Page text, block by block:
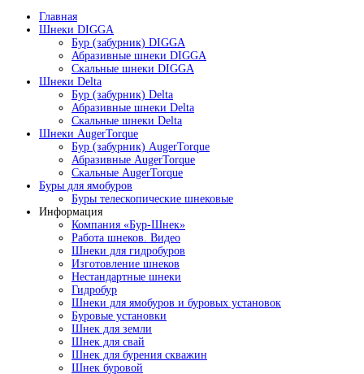
Главная
Шнеки DIGGA
Бур (забурник) DIGGA
Абразивные шнеки DIGGA
Скальные шнеки DIGGA
Шнеки Delta
Бур (забурник) Delta
Абразивные шнеки Delta
Скальные шнеки Delta
Шнеки AugerTorque
Бур (забурник) AugerTorque
Абразивные AugerTorque
Скальные AugerTorque
Буры для ямобуров
Буры телескопические шнековые
Информация
Компания «Бур-Шнек»
Работа шнеков. Видео
Шнеки для гидробуров
Изготовление шнеков
Нестандартные шнеки
Гидробур
Шнеки для ямобуров и буровых установок
Буровые установки
Шнек для земли
Шнек для свай
Шнек для бурения скважин
Шнек буровой